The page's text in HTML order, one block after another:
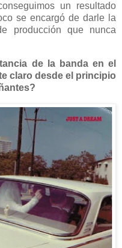
un resultado
se encargó de darle la
producción que nunca
de la banda en el
claro desde el principio